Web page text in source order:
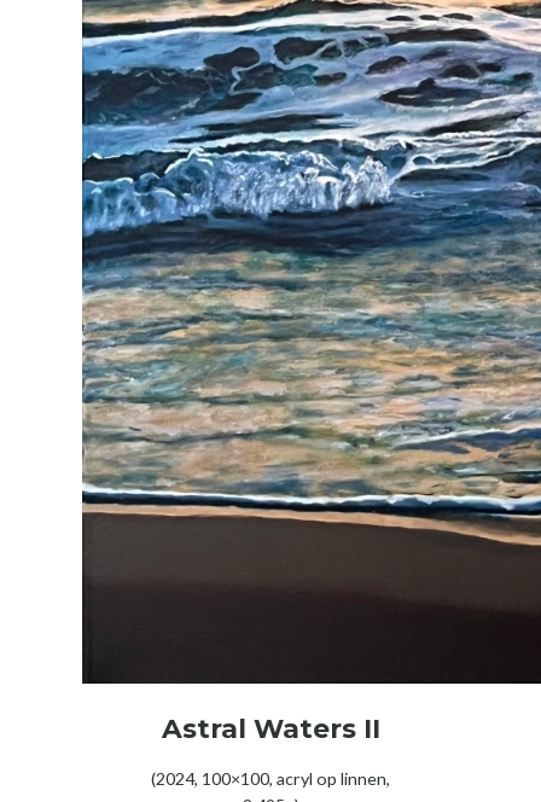
Astral Waters II
(2024, 100×100, acryl op linnen,